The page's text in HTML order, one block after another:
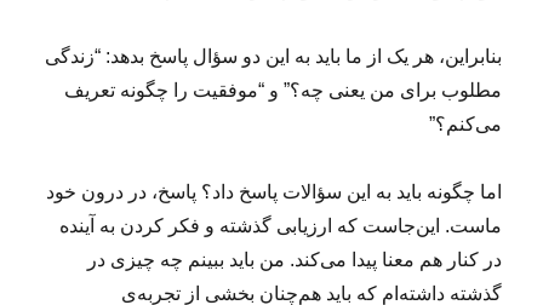
بنابراین، هر یک از ما باید به این دو سؤال پاسخ بدهد: “زندگی
مطلوب برای من یعنی چه؟” و “موفقیت را چگونه تعریف
می‌کنم؟”
اما چگونه باید به این سؤالات پاسخ داد؟ پاسخ، در درون خود
ماست. این‌جاست که ارزیابی گذشته و فکر کردن به آینده
در کنار هم معنا پیدا می‌کند. من باید ببینم چه چیزی در
گذشته داشته‌ام که باید هم‌چنان بخشی از تجربه‌ی